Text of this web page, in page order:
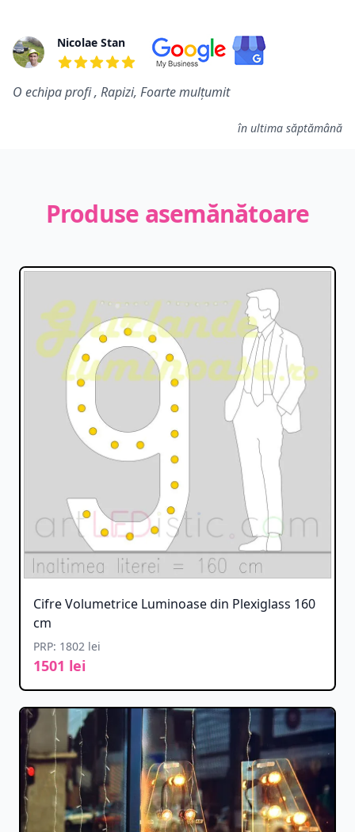
Nicolae Stan
O echipa profi , Rapizi, Foarte mulțumit
în ultima săptămână
Produse asemănătoare
Cifre Volumetrice Luminoase din Plexiglass 160
cm
PRP: 1802 lei
1501 lei